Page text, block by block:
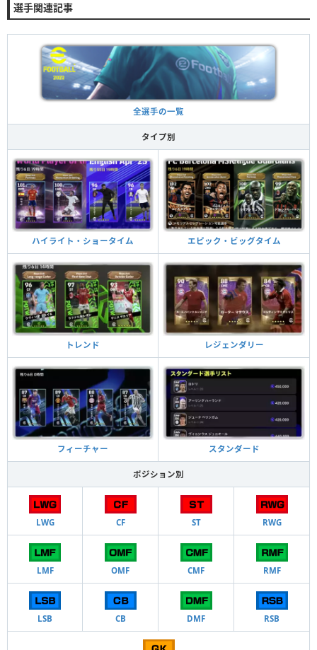
選手関連記事
全選手の一覧
タイプ別
ハイライト・ショータイム エピック・ビッグタイム
トレンド レジェンダリー
フィーチャー スタンダード
ポジション別
LWG CF ST RWG
LMF OMF CMF RMF
LSB CB DMF RSB